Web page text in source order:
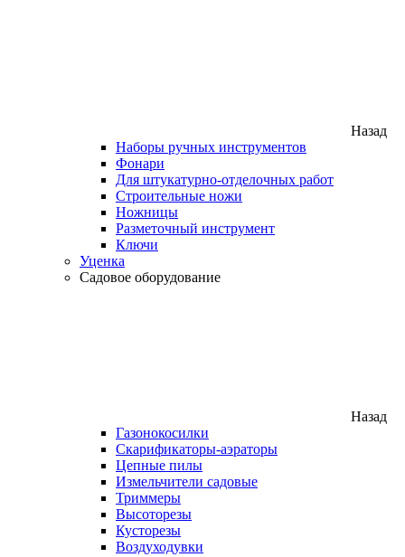
Назад
Наборы ручных инструментов
Фонари
Для штукатурно-отделочных работ
Строительные ножи
Ножницы
Разметочный инструмент
Ключи
Уценка
Садовое оборудование
Назад
Газонокосилки
Скарификаторы-аэраторы
Цепные пилы
Измельчители садовые
Триммеры
Высоторезы
Кусторезы
Воздуходувки